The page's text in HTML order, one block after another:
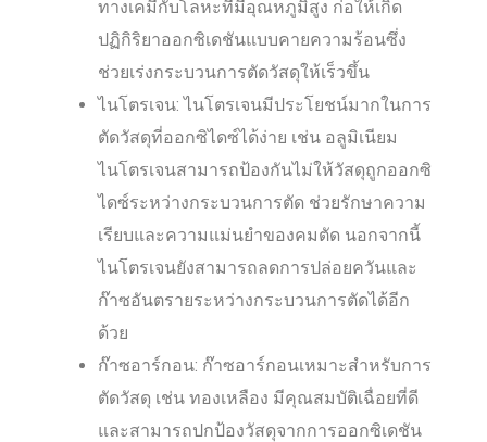
ทางเคมีกับโลหะที่มีอุณหภูมิสูง ก่อให้เกิด
ปฏิกิริยาออกซิเดชันแบบคายความร้อนซึ่ง
ช่วยเร่งกระบวนการตัดวัสดุให้เร็วขึ้น
ไนโตรเจน: ไนโตรเจนมีประโยชน์มากในการ
ตัดวัสดุที่ออกซิไดซ์ได้ง่าย เช่น อลูมิเนียม
ไนโตรเจนสามารถป้องกันไม่ให้วัสดุถูกออกซิ
ไดซ์ระหว่างกระบวนการตัด ช่วยรักษาความ
เรียบและความแม่นยำของคมตัด นอกจากนี้
ไนโตรเจนยังสามารถลดการปล่อยควันและ
ก๊าซอันตรายระหว่างกระบวนการตัดได้อีก
ด้วย
ก๊าซอาร์กอน: ก๊าซอาร์กอนเหมาะสำหรับการ
ตัดวัสดุ เช่น ทองเหลือง มีคุณสมบัติเฉื่อยที่ดี
และสามารถปกป้องวัสดุจากการออกซิเดชัน